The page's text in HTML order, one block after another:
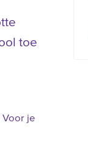
toe
Voor je